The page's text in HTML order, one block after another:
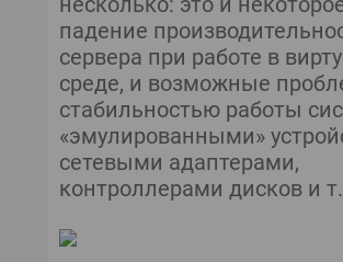
падение
сервера при работе в
среде, и возможные
стабильностью работы
«эмулированными»
сетевыми адаптерами,
контроллерами дисков и